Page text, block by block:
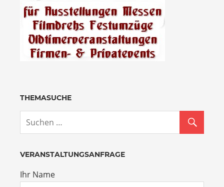
THEMASUCHE
VERANSTALTUNGSANFRAGE
Ihr Name